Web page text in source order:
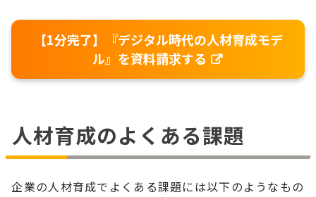
【1分完了】『デジタル時代の人材育成モデ
ル』を資料請求する
人材育成のよくある課題
企業の人材育成でよくある課題には以下のようなもの